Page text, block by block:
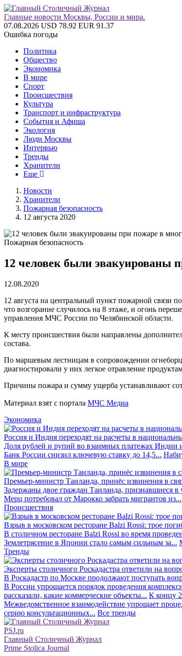
Главные новости Москвы, России и мира.
07.08.2026 USD 78.92 EUR 91.37
Ошибка погоды
Политика
Общество
Экономика
В мире
Спорт
Происшествия
Культура
Транспорт и инфраструктура
События и Афиша
Экология
Люди Москвы
Интервью
Тренды
Хранители
Еще
Новости
Хранители
Пожарная безопасность
12 августа 2020
Пожарная безопасность
12 человек были эвакуированы
12.08.2020
12 августа на центральный пункт пожарной связи
что возгорание случилось на 8 этаже, и огонь
управления МЧС России по Челябинской области.
К месту происшествия были направлены
состава.
По маршевым лестницам в сопровождении
диагностировали у них легкое отравление
Причины пожара и сумму ущерба устанавливают
Материал взят с портала МЧС Медиа
Экономика
Россия и Индия переходят на расчеты в
Доля рублей и рупий во взаимных платежах Индии
Банк России снизил ключевую ставку до 14,5...
В мире
Премьер-министр Таиланда, принёс извинения в
Задержаны двое граждан Таиланда, признавшиеся в
Мерц потребовал от Марокко забрать мигрантов из...
Происшествия
Взрыв в московском ресторане Balzi Rossi: трое
В столичном ресторане Balzi Rossi во время
Землетрясение в Японии стало самым сильным за...
Тренды
Эксперты столичного Роскадастра ответили на
В Роскадастр по Москве продолжают поступать
В России упрощается порядок проведения
рассказали, какие коммерческие объекты... К концу
Межведомственное взаимодействие упрощает
серию консультационных... Все тренды
PSJ.ru
Главный Столичный Журнал
Prime Stolica Journal